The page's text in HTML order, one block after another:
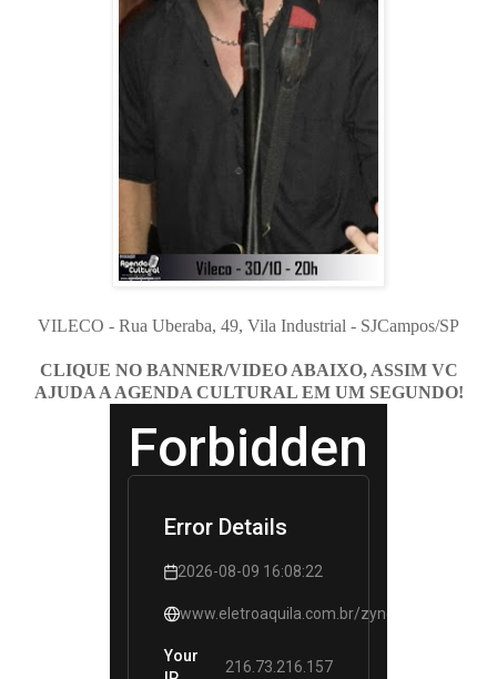
VILECO - Rua Uberaba, 49, Vila Industrial - SJCampos/SP
CLIQUE NO BANNER/VIDEO ABAIXO, ASSIM VC
AJUDA A AGENDA CULTURAL EM UM SEGUNDO!